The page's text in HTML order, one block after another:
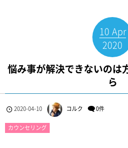
10 Apr
2020
悩み事が解決できないのは
ら
2020-04-10 コルク 0件
カウンセリング